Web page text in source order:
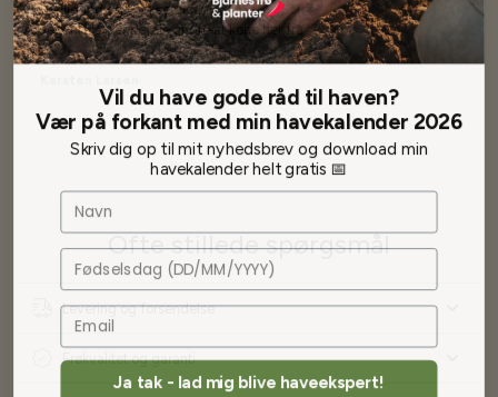
venlighed og god service.
Jeg vil klart anbefale andre at købe her fra
Ofte stillede spørgsmål
Levering og forsendelse
Frøkvalitet og garanti
Vil du have gode råd til haven?
Vær på forkant med min havekalender 2026
Skriv dig op til mit nyhedsbrev og download min
havekalender helt gratis 📅
Navn
Fødselsdag
Ja tak - lad mig blive haveekspert!